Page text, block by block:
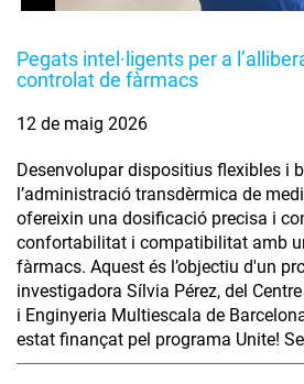
Pegats intel·ligents per a
controlat de fàrmacs
12 de maig 2026
Desenvolupar dispositius flexibles i
l’administració transdèrmica de
ofereixin una dosificació precisa i
confortabilitat i compatibilitat amb
fàrmacs. Aquest és l’objectiu d'un
investigadora Sílvia Pérez, del
i Enginyeria Multiescala de
estat finançat pel programa Unite!